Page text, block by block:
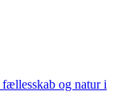
og natur i